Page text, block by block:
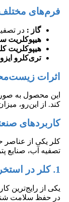
فرم‌های مختلف
گاز : در
هیپوکلریت
هیپوکلریت
تری‌کلرو
اثرات
این محصول به
کند. از این‌رو،
کاربردهای
کلر یکی از عناصر
تصفیه آب، صنایع
1. کلر در استخرهای شنا
یکی از رایج‌ترین
در حفظ سلامت